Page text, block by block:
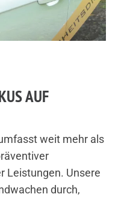
AUF
weit mehr als
Leistungen. Unsere
durch,